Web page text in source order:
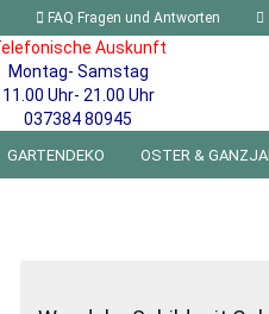
FAQ Fragen und Antworten
Auskunft
Montag- Samstag
11.00 Uhr- 21.00 Uhr
037384 80945
GARTENDEKO OSTER &